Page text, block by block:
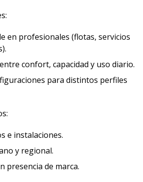
en profesionales (flotas, servicios
confort, capacidad y uso diario.
para distintos perfiles
e instalaciones.
y regional.
presencia de marca.